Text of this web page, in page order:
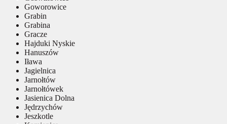
Goworowice
Grabin
Grabina
Gracze
Hajduki Nyskie
Hanuszów
Iława
Jagielnica
Jarnołtów
Jarnołtówek
Jasienica Dolna
Jędrzychów
Jeszkotle